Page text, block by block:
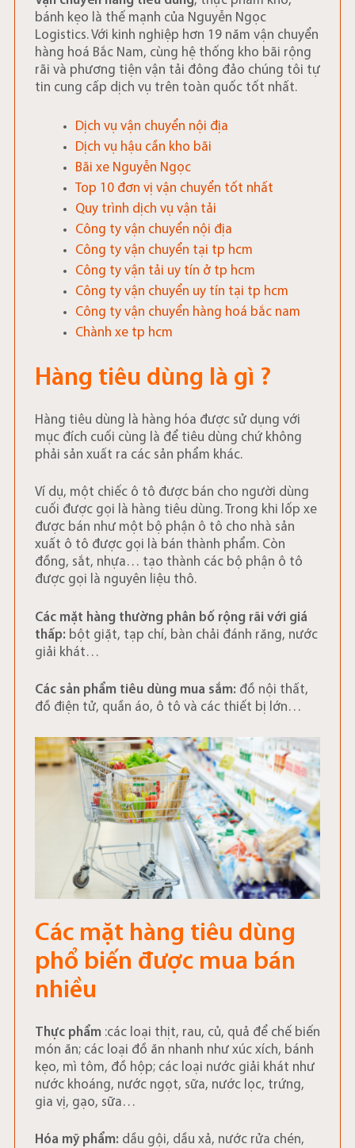
bánh kẹo là thế mạnh của Nguyễn Ngọc
Logistics. Với kinh nghiệp hơn 19 năm vận chuyển
hàng hoá Bắc Nam, cùng hệ thống kho bãi rộng
rãi và phương tiện vận tải đông đảo chúng tôi tự
tin cung cấp dịch vụ trên toàn quốc tốt nhất.
Dịch vụ vận chuyển nội địa
Dịch vụ hậu cần kho bãi
Bãi xe Nguyễn Ngọc
Top 10 đơn vị vận chuyển tốt nhất
Quy trình dịch vụ vận tải
Công ty vận chuyển nội địa
Công ty vận chuyển tại tp hcm
Công ty vận tải uy tín ở tp hcm
Công ty vận chuyển uy tín tại tp hcm
Công ty vận chuyển hàng hoá bắc nam
Chành xe tp hcm
Hàng tiêu dùng là gì ?
Hàng tiêu dùng là hàng hóa được sử dụng với
mục đích cuối cùng là để tiêu dùng chứ không
phải sản xuất ra các sản phẩm khác.
Ví dụ, một chiếc ô tô được bán cho người dùng
cuối được gọi là hàng tiêu dùng. Trong khi lốp xe
được bán như một bộ phận ô tô cho nhà sản
xuất ô tô được gọi là bán thành phẩm. Còn
đồng, sắt, nhựa… tạo thành các bộ phận ô tô
được gọi là nguyên liệu thô.
Các mặt hàng thường phân bố rộng rãi với giá
thấp: bột giặt, tạp chí, bàn chải đánh răng, nước
giải khát…
Các sản phẩm tiêu dùng mua sắm: đồ nội thất,
đồ điện tử, quần áo, ô tô và các thiết bị lớn…
Các mặt hàng tiêu dùng
phổ biến được mua bán
nhiều
Thực phẩm :các loại thịt, rau, củ, quả để chế biến
món ăn; các loại đồ ăn nhanh như xúc xích, bánh
kẹo, mì tôm, đồ hộp; các loại nước giải khát như
nước khoáng, nước ngọt, sữa, nước lọc, trứng,
gia vị, gạo, sữa…
Hóa mỹ phẩm: dầu gội, dầu xả, nước rửa chén,